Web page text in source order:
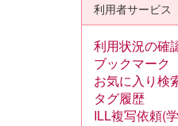
利用者サービス
利用状況の確
ブックマーク
お気に入り検
タグ履歴
ILL複写依頼(